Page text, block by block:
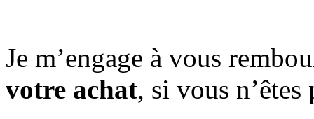
Je m’engage à vous
votre achat, si vous